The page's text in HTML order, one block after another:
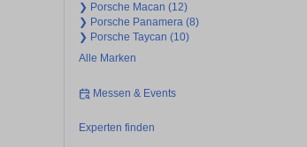
❯ Porsche Macan (12)
❯ Porsche Panamera (8)
❯ Porsche Taycan (10)
Alle Marken
Messen & Events
Experten finden